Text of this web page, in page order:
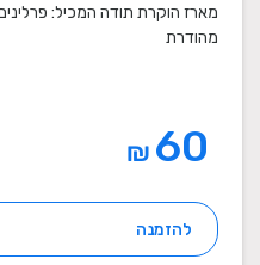
מארז הוקרת תודה המכיל:
מהודרת
₪
להזמנה